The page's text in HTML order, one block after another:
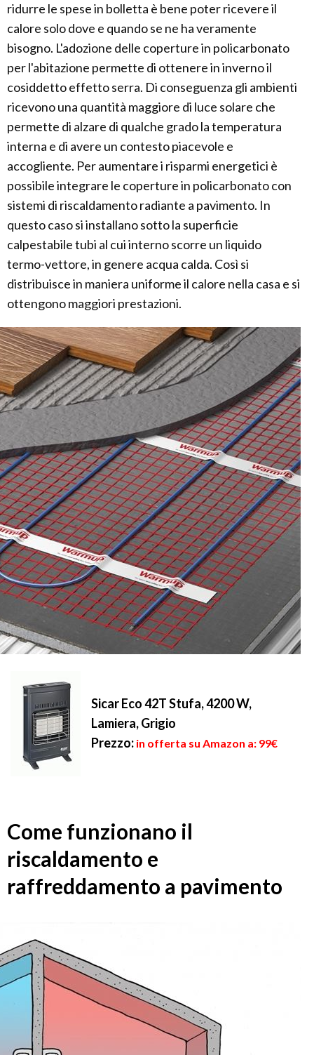
ridurre le spese in bolletta è bene poter ricevere il
calore solo dove e quando se ne ha veramente
bisogno. L'adozione delle coperture in policarbonato
per l'abitazione permette di ottenere in inverno il
cosiddetto effetto serra. Di conseguenza gli ambienti
ricevono una quantità maggiore di luce solare che
permette di alzare di qualche grado la temperatura
interna e di avere un contesto piacevole e
accogliente. Per aumentare i risparmi energetici è
possibile integrare le coperture in policarbonato con
sistemi di riscaldamento radiante a pavimento. In
questo caso si installano sotto la superficie
calpestabile tubi al cui interno scorre un liquido
termo-vettore, in genere acqua calda. Così si
distribuisce in maniera uniforme il calore nella casa e si
ottengono maggiori prestazioni.
Sicar Eco 42T Stufa, 4200 W,
Lamiera, Grigio
Prezzo: in offerta su Amazon a: 99€
Come funzionano il
riscaldamento e
raffreddamento a pavimento